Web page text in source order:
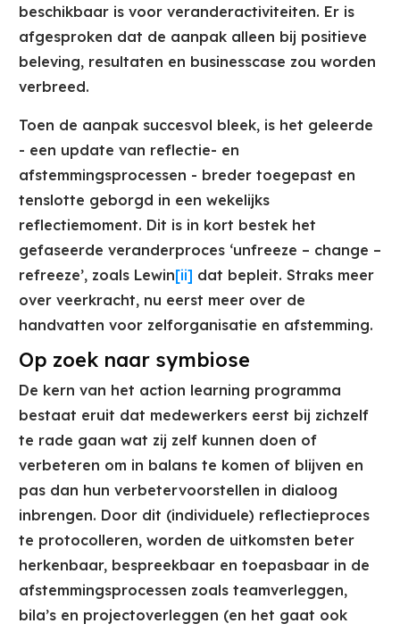
beschikbaar is voor veranderactiviteiten. Er is
afgesproken dat de aanpak alleen bij positieve
beleving, resultaten en businesscase zou worden
verbreed.
Toen de aanpak succesvol bleek, is het geleerde
- een update van reflectie- en
afstemmingsprocessen - breder toegepast en
tenslotte geborgd in een wekelijks
reflectiemoment. Dit is in kort bestek het
gefaseerde veranderproces ‘unfreeze – change –
refreeze’, zoals Lewin[ii] dat bepleit. Straks meer
over veerkracht, nu eerst meer over de
handvatten voor zelforganisatie en afstemming.
Op zoek naar symbiose
De kern van het action learning programma
bestaat eruit dat medewerkers eerst bij zichzelf
te rade gaan wat zij zelf kunnen doen of
verbeteren om in balans te komen of blijven en
pas dan hun verbetervoorstellen in dialoog
inbrengen. Door dit (individuele) reflectieproces
te protocolleren, worden de uitkomsten beter
herkenbaar, bespreekbaar en toepasbaar in de
afstemmingsprocessen zoals teamverleggen,
bila’s en projectoverleggen (en het gaat ook